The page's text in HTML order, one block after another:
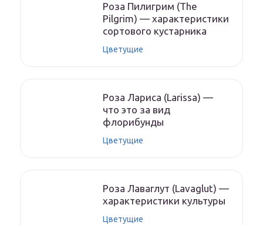
Роза Пилигрим (The
Pilgrim) — характеристики
сортового кустарника
Цветущие
Роза Лариса (Larissa) —
что это за вид
флорибунды
Цветущие
Роза Лаваглут (Lavaglut) —
характеристики культуры
Цветущие